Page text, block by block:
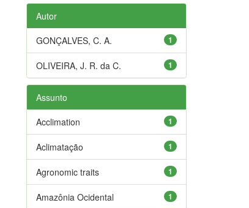
Autor
1
GONÇALVES, C. A.
1
OLIVEIRA, J. R. da C.
Assunto
1
Acclimation
1
Aclimatação
1
Agronomic traits
1
Amazônia Ocidental